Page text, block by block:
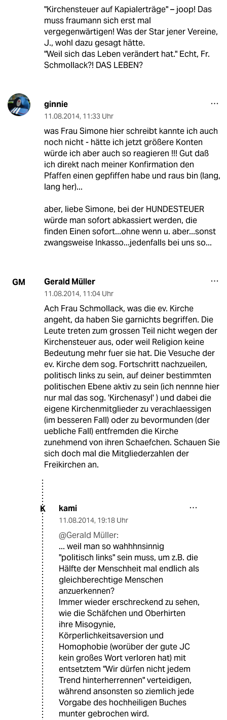
"Kirchensteuer auf Kapialerträge" – joop! Das
muss fraumann sich erst mal
vergegenwärtigen! Was der Star jener Vereine,
J., wohl dazu gesagt hätte.
"Weil sich das Leben verändert hat." Echt, Fr.
Schmollack?! DAS LEBEN?
ginnie
11.08.2014, 11:33 Uhr
was Frau Simone hier schreibt kannte ich auch
noch nicht - hätte ich jetzt größere Konten
würde ich aber auch so reagieren !!! Gut daß
ich direkt nach meiner Konfirmation den
Pfaffen einen gepfiffen habe und raus bin (lang,
lang her)...
aber, liebe Simone, bei der HUNDESTEUER
würde man sofort abkassiert werden, die
finden Einen sofort...ohne wenn u. aber...sonst
zwangsweise Inkasso...jedenfalls bei uns so...
GM Gerald Müller
11.08.2014, 11:04 Uhr
Ach Frau Schmollack, was die ev. Kirche
angeht, da haben Sie garnichts begriffen. Die
Leute treten zum grossen Teil nicht wegen der
Kirchensteuer aus, oder weil Religion keine
Bedeutung mehr fuer sie hat. Die Vesuche der
ev. Kirche dem sog. Fortschritt nachzueilen,
politisch links zu sein, auf deiner bestimmten
politischen Ebene aktiv zu sein (ich nennne hier
nur mal das sog. 'Kirchenasyl' ) und dabei die
eigene Kirchenmitglieder zu verachlaessigen
(im besseren Fall) oder zu bevormunden (der
uebliche Fall) entfremden die Kirche
zunehmend von ihren Schaefchen. Schauen Sie
sich doch mal die Mitgliederzahlen der
Freikirchen an.
K kami
11.08.2014, 19:18 Uhr
@Gerald Müller:
... weil man so wahhhnsinnig
"politisch links" sein muss, um z.B. die
Hälfte der Menschheit mal endlich als
gleichberechtige Menschen
anzuerkennen?
Immer wieder erschreckend zu sehen,
wie die Schäfchen und Oberhirten
ihre Misogynie,
Körperlichkeitsaversion und
Homophobie (worüber der gute JC
kein großes Wort verloren hat) mit
entsetztem "Wir dürfen nicht jedem
Trend hinterherrennen" verteidigen,
während ansonsten so ziemlich jede
Vorgabe des hochheiligen Buches
munter gebrochen wird.